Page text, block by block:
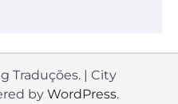
Traduções. | City
by WordPress.